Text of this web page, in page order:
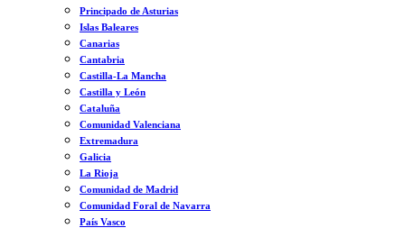
Principado de Asturias
Islas Baleares
Canarias
Cantabria
Castilla-La Mancha
Castilla y León
Cataluña
Comunidad Valenciana
Extremadura
Galicia
La Rioja
Comunidad de Madrid
Comunidad Foral de Navarra
País Vasco